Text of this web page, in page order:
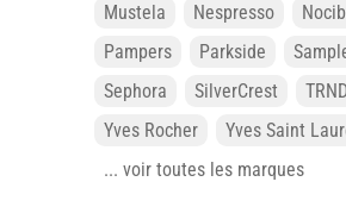
Mustela
Nespresso
Pampers
Parkside
Sephora
SilverCrest
TRND
Yves Rocher
Yves Saint
... voir toutes les marques